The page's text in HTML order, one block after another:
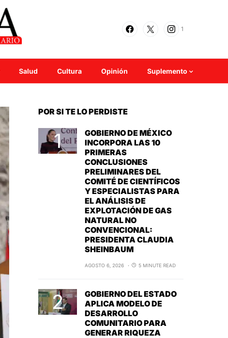
1
Salud Cultura Opinión Suplemento
POR SI TE LO PERDISTE
GOBIERNO DE MÉXICO
INCORPORA LAS 10
PRIMERAS
CONCLUSIONES
PRELIMINARES DEL
COMITÉ DE CIENTÍFICOS
Y ESPECIALISTAS PARA
EL ANÁLISIS DE
EXPLOTACIÓN DE GAS
NATURAL NO
CONVENCIONAL:
PRESIDENTA CLAUDIA
SHEINBAUM
AGOSTO 6, 2026 5 MINUTE READ
GOBIERNO DEL ESTADO
APLICA MODELO DE
DESARROLLO
COMUNITARIO PARA
GENERAR RIQUEZA